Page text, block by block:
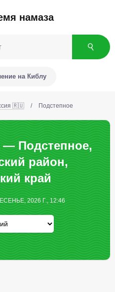
намаза
на Киблу
🇷🇺 / Подстепное
— Подстепное,
район,
край
2026 Г., 12:46